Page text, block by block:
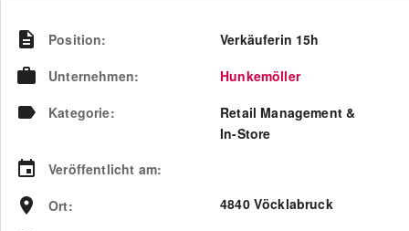
Position:
Verkäuferin 15h
Unternehmen:
Hunkemöller
Kategorie:
Retail Management &
In-Store
Veröffentlicht am:
Ort: 4840 Vöcklabruck